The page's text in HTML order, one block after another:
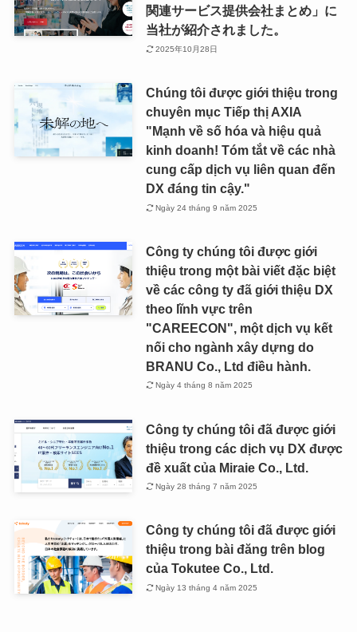
関連サービス提供会社まとめ」に
当社が紹介されました。
2025年10月28日
Chúng tôi được giới thiệu trong
chuyên mục Tiếp thị AXIA
"Mạnh về số hóa và hiệu quả
kinh doanh! Tóm tắt về các nhà
cung cấp dịch vụ liên quan đến
DX đáng tin cậy."
Ngày 24 tháng 9 năm 2025
Công ty chúng tôi được giới
thiệu trong một bài viết đặc biệt
về các công ty đã giới thiệu DX
theo lĩnh vực trên
"CAREECON", một dịch vụ kết
nối cho ngành xây dựng do
BRANU Co., Ltd điều hành.
Ngày 4 tháng 8 năm 2025
Công ty chúng tôi đã được giới
thiệu trong các dịch vụ DX được
đề xuất của Miraie Co., Ltd.
Ngày 28 tháng 7 năm 2025
Công ty chúng tôi đã được giới
thiệu trong bài đăng trên blog
của Tokutee Co., Ltd.
Ngày 13 tháng 4 năm 2025